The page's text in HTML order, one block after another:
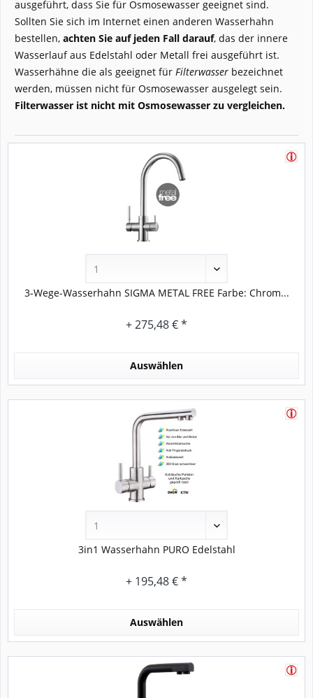
ausgeführt, dass Sie für Osmosewasser geeignet sind.
Sollten Sie sich im Internet einen anderen Wasserhahn
bestellen, achten Sie auf jeden Fall darauf, das der innere
Wasserlauf aus Edelstahl oder Metall frei ausgeführt ist.
Wasserhähne die als geeignet für Filterwasser bezeichnet
werden, müssen nicht für Osmosewasser ausgelegt sein.
Filterwasser ist nicht mit Osmosewasser zu vergleichen.
3-Wege-Wasserhahn SIGMA METAL FREE Farbe: Chrom...
+ 275,48 € *
Auswählen
3in1 Wasserhahn PURO Edelstahl
+ 195,48 € *
Auswählen